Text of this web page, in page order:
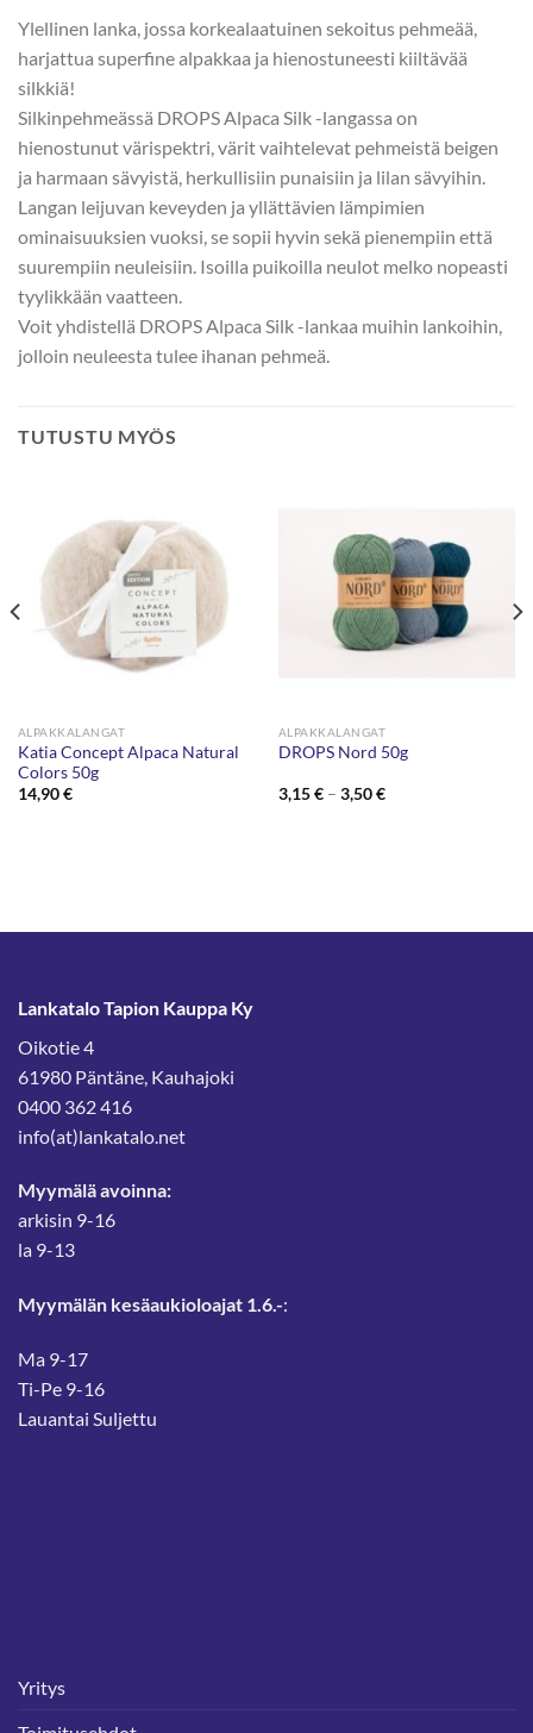
Ylellinen lanka, jossa korkealaatuinen sekoitus pehmeää,
harjattua superfine alpakkaa ja hienostuneesti kiiltävää
silkkiä!
Silkinpehmeässä DROPS Alpaca Silk -langassa on
hienostunut värispektri, värit vaihtelevat pehmeistä beigen
ja harmaan sävyistä, herkullisiin punaisiin ja lilan sävyihin.
Langan leijuvan keveyden ja yllättävien lämpimien
ominaisuuksien vuoksi, se sopii hyvin sekä pienempiin että
suurempiin neuleisiin. Isoilla puikoilla neulot melko nopeasti
tyylikkään vaatteen.
Voit yhdistellä DROPS Alpaca Silk -lankaa muihin lankoihin,
jolloin neuleesta tulee ihanan pehmeä.
TUTUSTU MYÖS
ALPAKKALANGAT
Katia Concept Alpaca Natural
Colors 50g
14,90€
ALPAKKALANGAT
DROPS Nord 50g
3,15€ – 3,50€Hintaluokka:
Lankatalo Tapion Kauppa Ky
Oikotie 4
61980 Päntäne, Kauhajoki
0400 362 416
info(at)lankatalo.net
Myymälä avoinna:
arkisin 9-16
la 9-13
Myymälän kesäaukioloajat 1.6.-:
Ma 9-17
Ti-Pe 9-16
Lauantai Suljettu
Yritys